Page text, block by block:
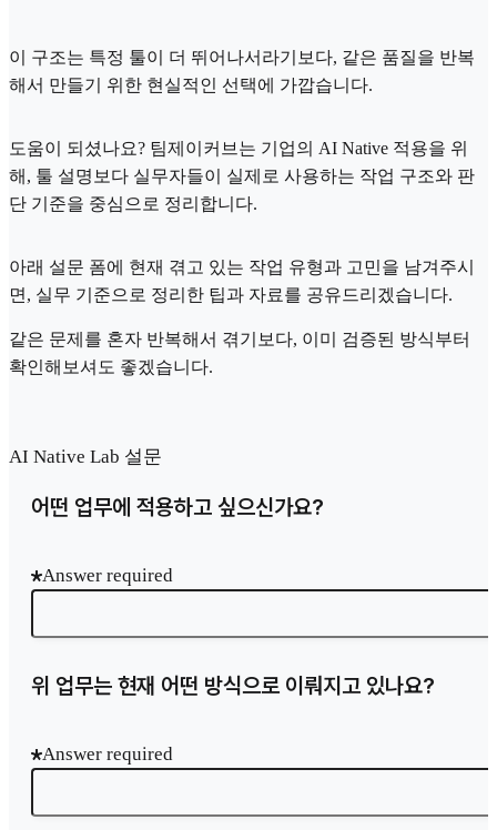
이 구조는 특정 툴이 더 뛰어나서라기보다, 같은 품질을 반복
해서 만들기 위한 현실적인 선택에 가깝습니다.
도움이 되셨나요? 팀제이커브는 기업의 AI Native 적용을 위
해, 툴 설명보다 실무자들이 실제로 사용하는 작업 구조와 판
단 기준을 중심으로 정리합니다.
아래 설문 폼에 현재 겪고 있는 작업 유형과 고민을 남겨주시
면, 실무 기준으로 정리한 팁과 자료를 공유드리겠습니다.
같은 문제를 혼자 반복해서 겪기보다, 이미 검증된 방식부터
확인해보셔도 좋겠습니다.
AI Native Lab 설문
어떤 업무에 적용하고 싶으신가요?
Answer required
위 업무는 현재 어떤 방식으로 이뤄지고 있나요?
Answer required